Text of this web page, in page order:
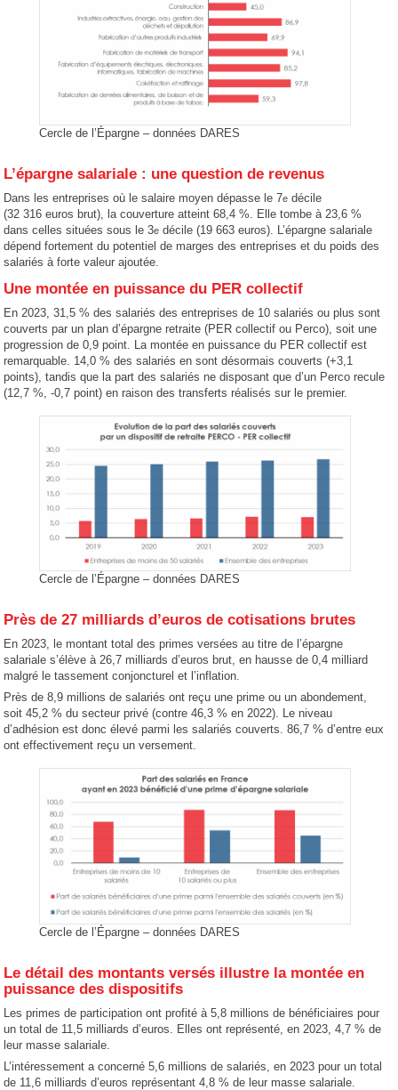
Cercle de l’Épargne – données DARES
L’épargne salariale : une question de revenus
Dans les entreprises où le salaire moyen dépasse le 7e décile
(32 316 euros brut), la couverture atteint 68,4 %. Elle tombe à 23,6 %
dans celles situées sous le 3e décile (19 663 euros). L’épargne salariale
dépend fortement du potentiel de marges des entreprises et du poids des
salariés à forte valeur ajoutée.
Une montée en puissance du PER collectif
En 2023, 31,5 % des salariés des entreprises de 10 salariés ou plus sont
couverts par un plan d’épargne retraite (PER collectif ou Perco), soit une
progression de 0,9 point. La montée en puissance du PER collectif est
remarquable. 14,0 % des salariés en sont désormais couverts (+3,1
points), tandis que la part des salariés ne disposant que d’un Perco recule
(12,7 %, -0,7 point) en raison des transferts réalisés sur le premier.
Cercle de l’Épargne – données DARES
Près de 27 milliards d’euros de cotisations brutes
En 2023, le montant total des primes versées au titre de l’épargne
salariale s’élève à 26,7 milliards d’euros brut, en hausse de 0,4 milliard
malgré le tassement conjoncturel et l’inflation.
Près de 8,9 millions de salariés ont reçu une prime ou un abondement,
soit 45,2 % du secteur privé (contre 46,3 % en 2022). Le niveau
d’adhésion est donc élevé parmi les salariés couverts. 86,7 % d’entre eux
ont effectivement reçu un versement.
Cercle de l’Épargne – données DARES
Le détail des montants versés illustre la montée en
puissance des dispositifs
Les primes de participation ont profité à 5,8 millions de bénéficiaires pour
un total de 11,5 milliards d’euros. Elles ont représenté, en 2023, 4,7 % de
leur masse salariale.
L’intéressement a concerné 5,6 millions de salariés, en 2023 pour un total
de 11,6 milliards d’euros représentant 4,8 % de leur masse salariale.